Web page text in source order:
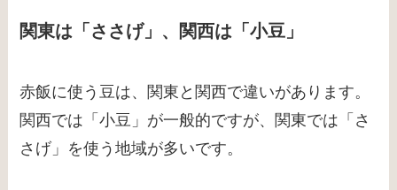
関東は「ささげ」、関西は「小豆」
赤飯に使う豆は、関東と関西で違いがあります。
関西では「小豆」が一般的ですが、関東では「さ
さげ」を使う地域が多いです。